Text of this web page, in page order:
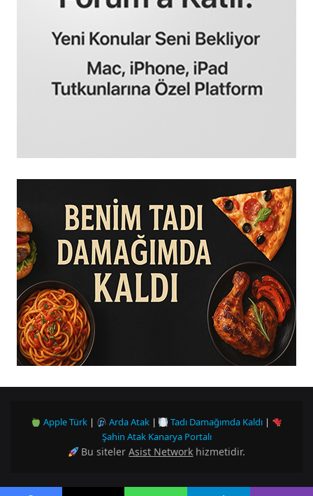
Apple Türk| Arda Atak| Tadı Damağımda Kaldı |
Şahin Atak Kanarya Portalı
Bu sitelerAsist Network hizmetidir.